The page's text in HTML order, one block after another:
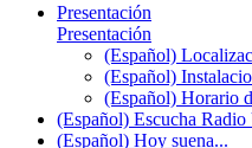
Presentación
Presentación
(Español)
(Español)
(Español) Horario
(Español) Escucha
(Español) Hoy suena...